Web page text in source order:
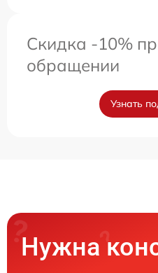
Скидка -10%
обращении
Узнать
Нужна